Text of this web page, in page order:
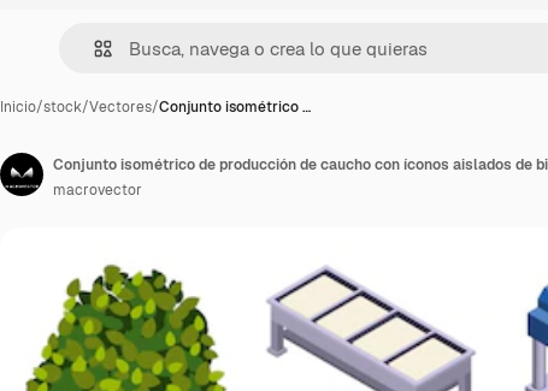
Inicio/stock/Vectores/Conjunto isométrico …
macrovector